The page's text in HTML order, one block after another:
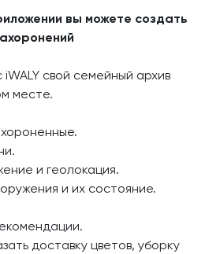
вы можете создать
свой семейный архив
месте.
и геолокация.
и их состояние.
доставку цветов, уборку